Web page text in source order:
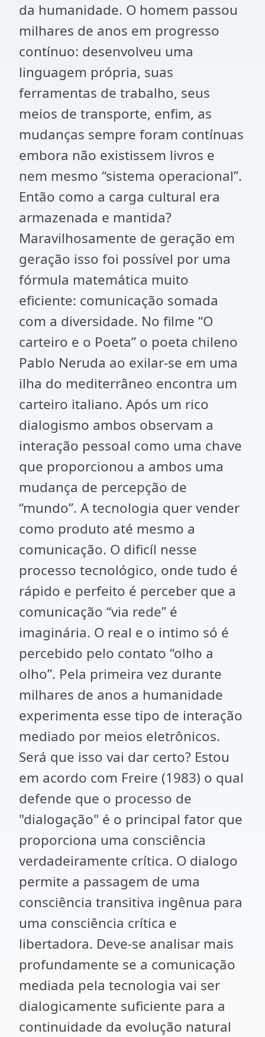
da humanidade. O homem passou
milhares de anos em progresso
contínuo: desenvolveu uma
linguagem própria, suas
ferramentas de trabalho, seus
meios de transporte, enfim, as
mudanças sempre foram contínuas
embora não existissem livros e
nem mesmo “sistema operacional”.
Então como a carga cultural era
armazenada e mantida?
Maravilhosamente de geração em
geração isso foi possível por uma
fórmula matemática muito
eficiente: comunicação somada
com a diversidade. No filme “O
carteiro e o Poeta” o poeta chileno
Pablo Neruda ao exilar-se em uma
ilha do mediterrâneo encontra um
carteiro italiano. Após um rico
dialogismo ambos observam a
interação pessoal como uma chave
que proporcionou a ambos uma
mudança de percepção de
“mundo”. A tecnologia quer vender
como produto até mesmo a
comunicação. O dificíl nesse
processo tecnológico, onde tudo é
rápido e perfeito é perceber que a
comunicação “via rede” é
imaginária. O real e o intimo só é
percebido pelo contato “olho a
olho”. Pela primeira vez durante
milhares de anos a humanidade
experimenta esse tipo de interação
mediado por meios eletrônicos.
Será que isso vai dar certo? Estou
em acordo com Freire (1983) o qual
defende que o processo de
"dialogação" é o principal fator que
proporciona uma consciência
verdadeiramente crítica. O dialogo
permite a passagem de uma
consciência transitiva ingênua para
uma consciência crítica e
libertadora. Deve-se analisar mais
profundamente se a comunicação
mediada pela tecnologia vai ser
dialogicamente suficiente para a
continuidade da evolução natural